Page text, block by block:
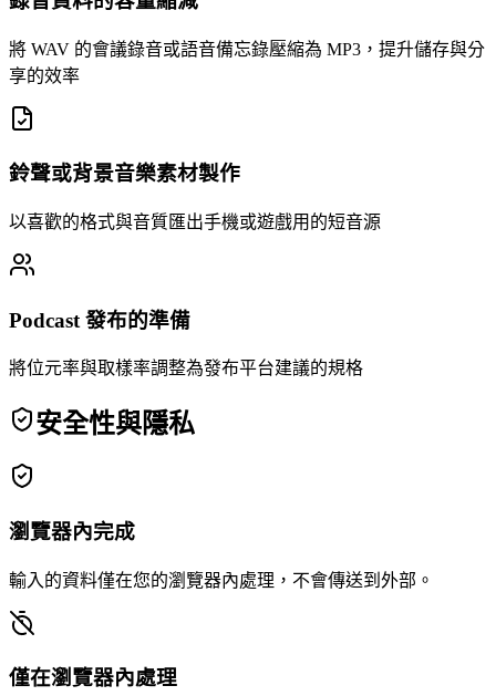
將 WAV 的會議錄音或語音備忘錄壓縮為 MP3，提升儲存與分
享的效率
鈴聲或背景音樂素材製作
以喜歡的格式與音質匯出手機或遊戲用的短音源
Podcast 發布的準備
將位元率與取樣率調整為發布平台建議的規格
安全性與隱私
瀏覽器內完成
輸入的資料僅在您的瀏覽器內處理，不會傳送到外部。
僅在瀏覽器內處理